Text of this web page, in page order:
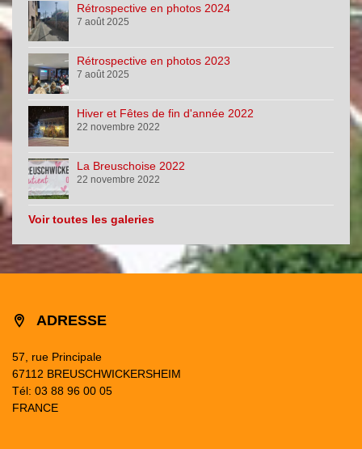
Rétrospective en photos 2024
7 août 2025
Rétrospective en photos 2023
7 août 2025
Hiver et Fêtes de fin d'année 2022
22 novembre 2022
La Breuschoise 2022
22 novembre 2022
Voir toutes les galeries
ADRESSE
57, rue Principale
67112 BREUSCHWICKERSHEIM
Tél: 03 88 96 00 05
FRANCE